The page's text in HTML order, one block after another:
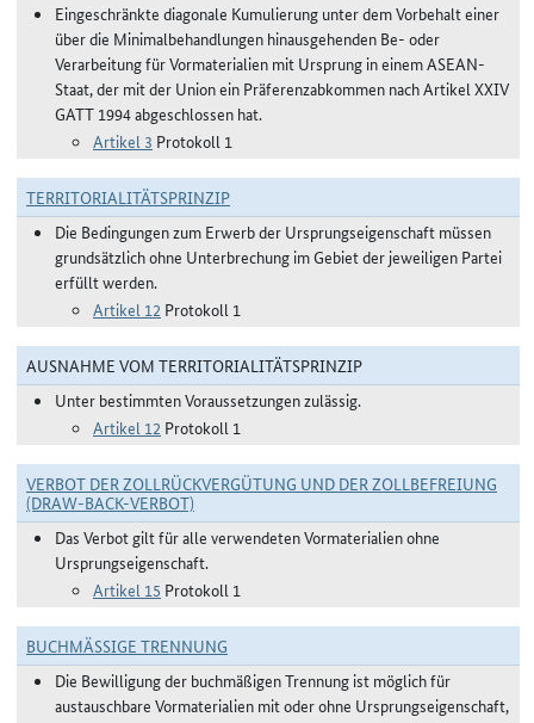
Eingeschränkte diagonale Kumulierung unter dem Vorbehalt einer
über die Minimalbehandlungen hinausgehenden Be- oder
Verarbeitung für Vormaterialien mit Ursprung in einem ASEAN-
Staat, der mit der Union ein Präferenzabkommen nach Artikel XXIV
GATT 1994 abgeschlossen hat.
Artikel 3 Protokoll 1
TERRITORIALITÄTSPRINZIP
Die Bedingungen zum Erwerb der Ursprungseigenschaft müssen
grundsätzlich ohne Unterbrechung im Gebiet der jeweiligen Partei
erfüllt werden.
Artikel 12 Protokoll 1
AUSNAHME VOM TERRITORIALITÄTSPRINZIP
Unter bestimmten Voraussetzungen zulässig.
Artikel 12 Protokoll 1
VERBOT DER ZOLLRÜCKVERGÜTUNG UND DER ZOLLBEFREIUNG
(DRAW-BACK-VERBOT)
Das Verbot gilt für alle verwendeten Vormaterialien ohne
Ursprungseigenschaft.
Artikel 15 Protokoll 1
BUCHMÄSSIGE TRENNUNG
Die Bewilligung der buchmäßigen Trennung ist möglich für
austauschbare Vormaterialien mit oder ohne Ursprungseigenschaft,